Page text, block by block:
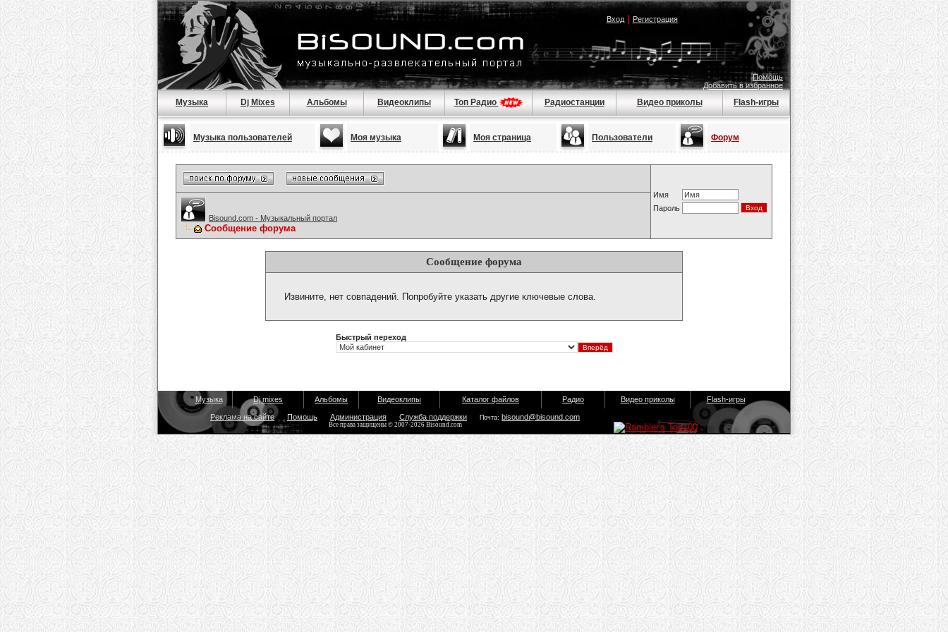
Вход| Регистрация
Помощь
Добавить в избранное
Музыка Dj Mixes Альбомы Видеоклипы Топ Радио Радиостанции Видео приколы Flash-игры
Музыка пользователей Моя музыка Моя страница Пользователи Форум
Имя
Пароль
Bisound.com - Музыкальный портал
Сообщение форума
Сообщение форума
Извините, нет совпадений. Попробуйте указать другие ключевые слова.
Быстрый переход
Музыка Dj mixes Альбомы Видеоклипы Каталог файлов Радио Видео приколы Flash-игры
Реклама на сайте Помощь Администрация Служба поддержки Почта: bisound@bisound.com
Все права защищены © 2007-2026 Bisound.com